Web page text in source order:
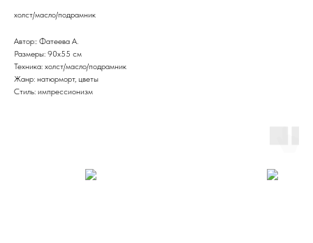
холст/масло/подрамник
Автор:: Фатеева А.
Размеры: 90x55 см
Техника: холст/масло/подрамник
Жанр: натюрморт, цветы
Стиль: импрессионизм